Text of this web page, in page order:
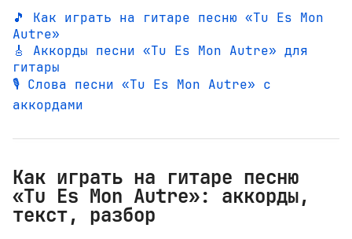
🎵 Как играть на гитаре песню «Tu Es Mon
Autre»
🎸 Аккорды песни «Tu Es Mon Autre» для
гитары
🎙️ Слова песни «Tu Es Mon Autre» с
аккордами
Как играть на гитаре песню
«Tu Es Mon Autre»: аккорды,
текст, разбор